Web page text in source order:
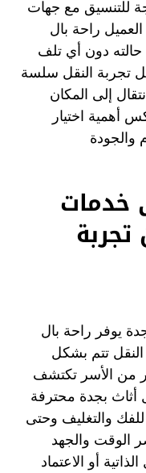
للتنسيق مع جهات
راحة بال
دون أي تلف
تجربة النقل سلسة
إلى المكان
أهمية اختيار
والجودة
خدمات
يوفر راحة بال
تتم بشكل
من الأسر تكتشف
أثاث بجدة محترفة
والتغليف وحتى
الوقت والجهد
أو الاعتماد